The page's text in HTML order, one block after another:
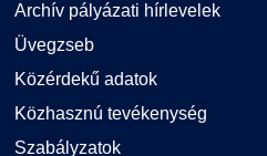
Archív pályázati hírlevelek
Üvegzseb
Közérdekű adatok
Közhasznú tevékenység
Szabályzatok